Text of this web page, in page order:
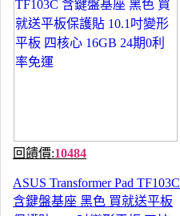
回饋價:10484
ASUS Transformer Pad TF103C
含鍵盤基座 黑色 買就送平板